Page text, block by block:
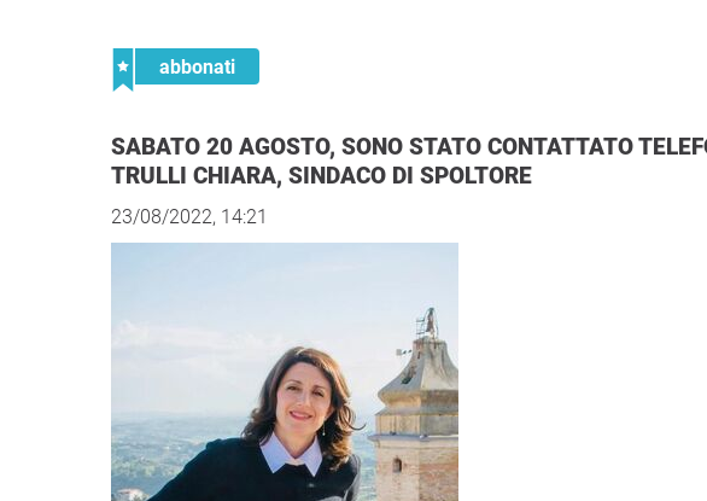
abbonati
SABATO 20 AGOSTO, SONO STATO CONTATTATO TELEFONICAMENTE DALLA DOTT.SSA
TRULLI CHIARA, SINDACO DI SPOLTORE
23/08/2022, 14:21